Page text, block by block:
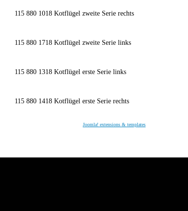
115 880 1018 Kotflügel zweite Serie rechts
115 880 1718 Kotflügel zweite Serie links
115 880 1318 Kotflügel erste Serie links
115 880 1418 Kotflügel erste Serie rechts
Joomla! extensions & templates